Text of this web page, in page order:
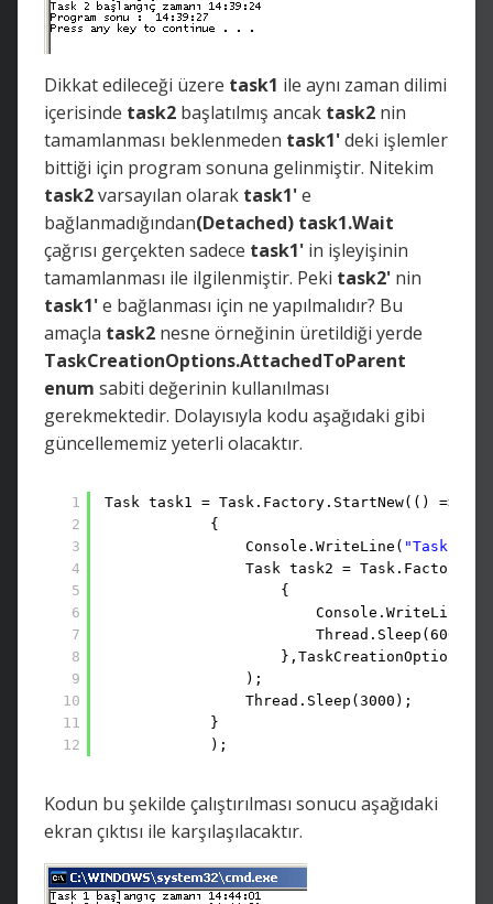
Dikkat edileceği üzere task1 ile aynı zaman dilimi
içerisinde task2 başlatılmış ancak task2 nin
tamamlanması beklenmeden task1'deki işlemler
bittiği için program sonuna gelinmiştir. Nitekim
task2varsayılan olarak task1'e
bağlanmadığından(Detached) task1.Wait
çağrısı gerçekten sadece task1' in işleyişinin
tamamlanması ile ilgilenmiştir. Peki task2' nin
task1'e bağlanması için ne yapılmalıdır? Bu
amaçla task2 nesne örneğinin üretildiği yerde
TaskCreationOptions.AttachedToParent
enum sabiti değerinin kullanılması
gerekmektedir. Dolayısıyla kodu aşağıdaki gibi
güncellememiz yeterli olacaktır.
1
2
3
4
5
6
7
8
9
10
11
12
Task task1 = Task.Factory.StartNew(() =>
{
Console.WriteLine( "Task 1
Task task2 =
{
Console.WriteLine(
Thread.Sleep(6000);
);
Thread.Sleep(3000);
}
);
Kodun bu şekilde çalıştırılması sonucu aşağıdaki
ekran çıktısı ile karşılaşılacaktır.